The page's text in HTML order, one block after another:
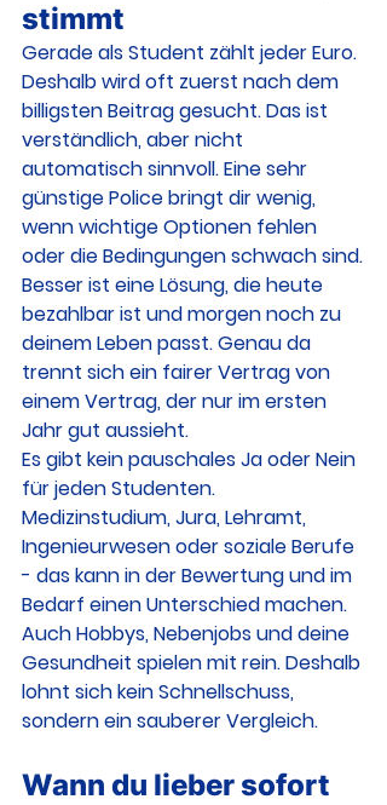
stimmt
Gerade als Student zählt jeder Euro.
Deshalb wird oft zuerst nach dem
billigsten Beitrag gesucht. Das ist
verständlich, aber nicht
automatisch sinnvoll. Eine sehr
günstige Police bringt dir wenig,
wenn wichtige Optionen fehlen
oder die Bedingungen schwach sind.
Besser ist eine Lösung, die heute
bezahlbar ist und morgen noch zu
deinem Leben passt. Genau da
trennt sich ein fairer Vertrag von
einem Vertrag, der nur im ersten
Jahr gut aussieht.
Es gibt kein pauschales Ja oder Nein
für jeden Studenten.
Medizinstudium, Jura, Lehramt,
Ingenieurwesen oder soziale Berufe
- das kann in der Bewertung und im
Bedarf einen Unterschied machen.
Auch Hobbys, Nebenjobs und deine
Gesundheit spielen mit rein. Deshalb
lohnt sich kein Schnellschuss,
sondern ein sauberer Vergleich.
Wann du lieber sofort